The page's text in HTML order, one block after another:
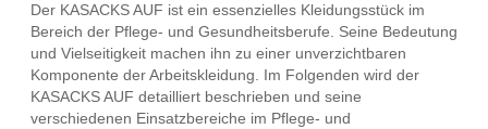
Der KASACKS AUF ist ein essenzielles Kleidungsstück im
Bereich der Pflege- und Gesundheitsberufe. Seine Bedeutung
und Vielseitigkeit machen ihn zu einer unverzichtbaren
Komponente der Arbeitskleidung. Im Folgenden wird der
KASACKS AUF detailliert beschrieben und seine
verschiedenen Einsatzbereiche im Pflege- und